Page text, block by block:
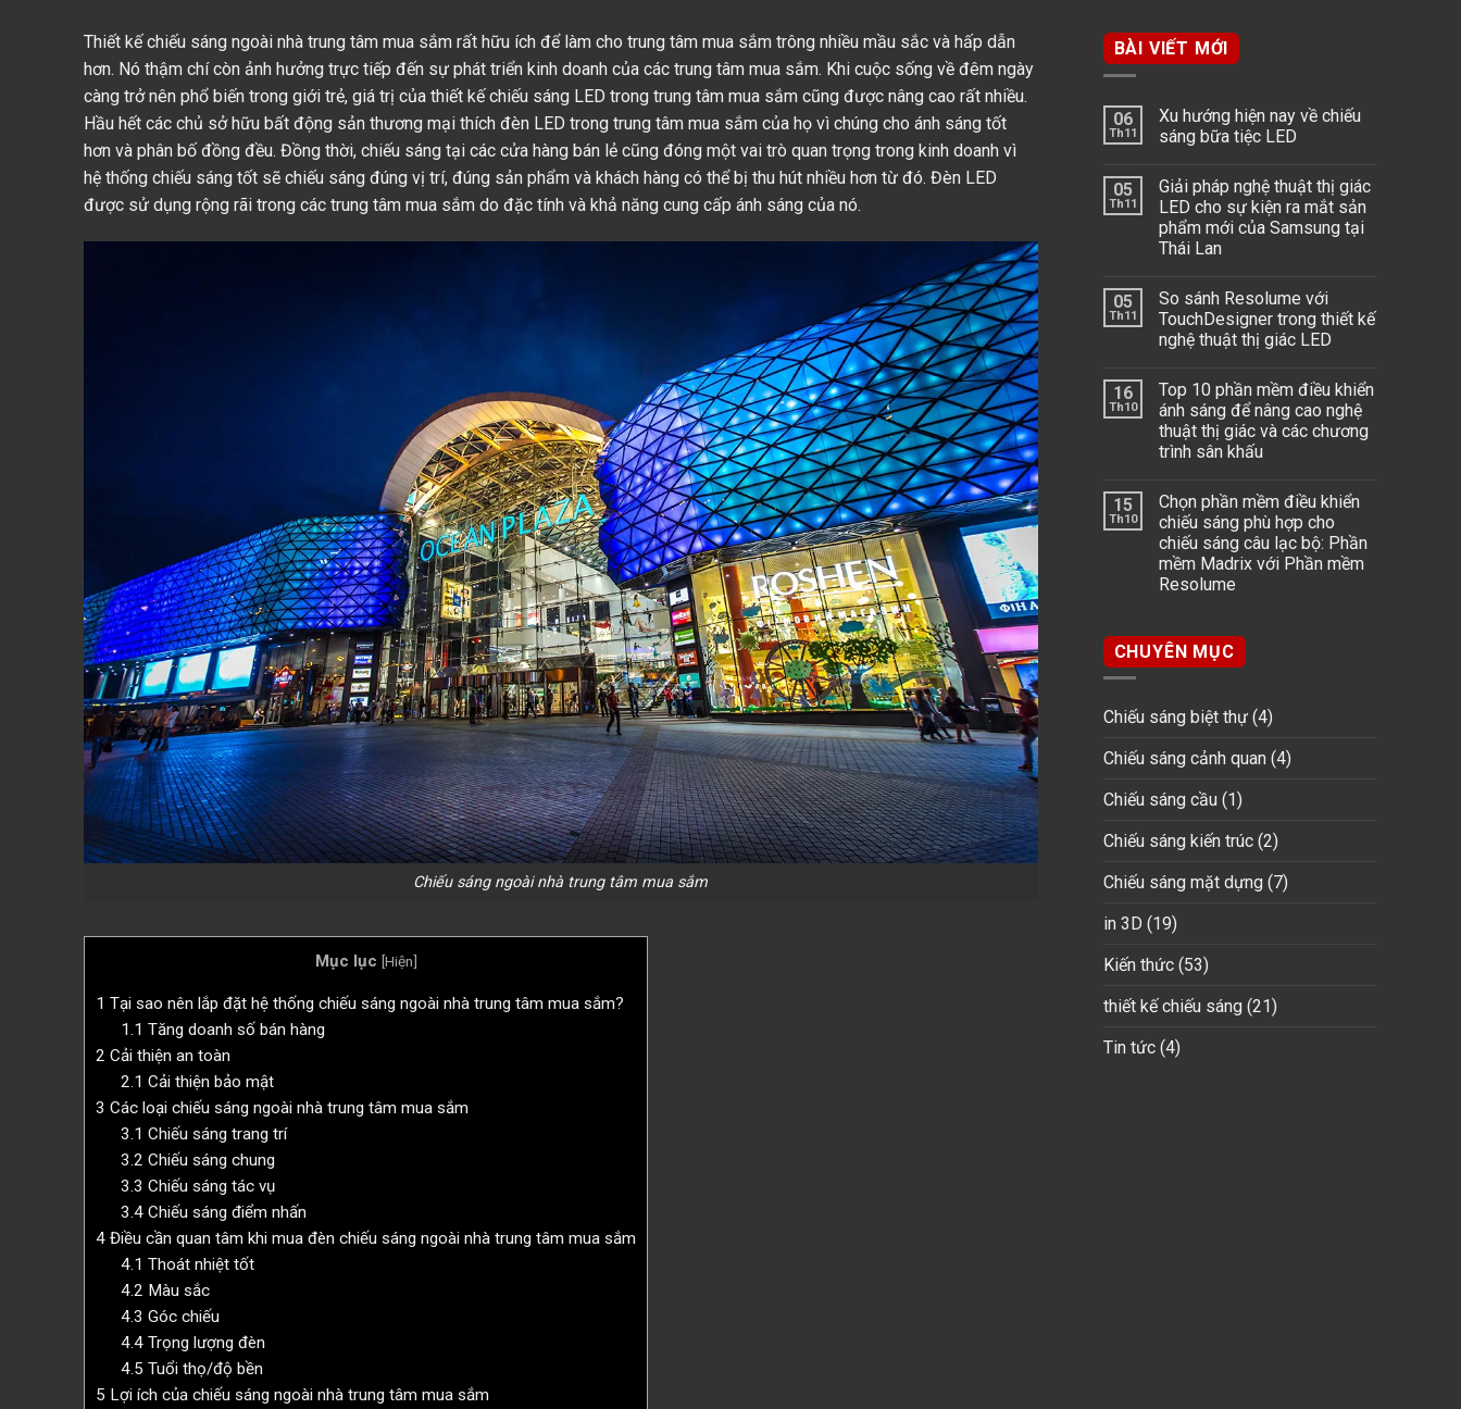
Thiết kế chiếu sáng ngoài nhà trung tâm mua sắm rất hữu ích để làm cho trung tâm mua sắm trông nhiều mầu sắc và hấp dẫn
hơn. Nó thậm chí còn ảnh hưởng trực tiếp đến sự phát triển kinh doanh của các trung tâm mua sắm. Khi cuộc sống về đêm ngày
càng trở nên phổ biến trong giới trẻ, giá trị của thiết kế chiếu sáng LED trong trung tâm mua sắm cũng được nâng cao rất nhiều.
Hầu hết các chủ sở hữu bất động sản thương mại thích đèn LED trong trung tâm mua sắm của họ vì chúng cho ánh sáng tốt
hơn và phân bố đồng đều. Đồng thời, chiếu sáng tại các cửa hàng bán lẻ cũng đóng một vai trò quan trọng trong kinh doanh vì
hệ thống chiếu sáng tốt sẽ chiếu sáng đúng vị trí, đúng sản phẩm và khách hàng có thể bị thu hút nhiều hơn từ đó. Đèn LED
được sử dụng rộng rãi trong các trung tâm mua sắm do đặc tính và khả năng cung cấp ánh sáng của nó.
Chiếu sáng ngoài nhà trung tâm mua sắm
Mục lục [Hiện]
1 Tại sao nên lắp đặt hệ thống chiếu sáng ngoài nhà trung tâm mua sắm?
1.1 Tăng doanh số bán hàng
2 Cải thiện an toàn
2.1 Cải thiện bảo mật
3 Các loại chiếu sáng ngoài nhà trung tâm mua sắm
3.1 Chiếu sáng trang trí
3.2 Chiếu sáng chung
3.3 Chiếu sáng tác vụ
3.4Chiếu sáng điểm nhấn
4 Điều cần quan tâm khi mua đèn chiếu sáng ngoài nhà trung tâm mua sắm
4.1 Thoát nhiệt tốt
4.2 Màu sắc
4.3 Góc chiếu
4.4Trọng lượng đèn
4.5 Tuổi thọ/độ bền
5 Lợi ích của chiếu sáng ngoài nhà trung tâm mua sắm
BÀI VIẾT MỚI
06
Th11
Xu hướng hiện nay về chiếu
sáng bữa tiệc LED
05
Th11
Giải pháp nghệ thuật thị giác
LED cho sự kiện ra mắt sản
phẩm mới của Samsung tại
Thái Lan
05
Th11
So sánh Resolume với
TouchDesigner trong thiết kế
nghệ thuật thị giác LED
16
Th10
Top 10 phần mềm điều khiển
ánh sáng để nâng cao nghệ
thuật thị giác và các chương
trình sân khấu
15
Th10
Chọn phần mềm điều khiển
chiếu sáng phù hợp cho
chiếu sáng câu lạc bộ: Phần
mềm Madrix với Phần mềm
Resolume
CHUYÊN MỤC
Chiếu sáng biệt thự(4)
Chiếu sáng cảnh quan(4)
Chiếu sáng cầu(1)
Chiếu sáng kiến trúc(2)
Chiếu sáng mặt dựng(7)
in 3D (19)
Kiến thức(53)
thiết kế chiếu sáng(21)
Tin tức(4)